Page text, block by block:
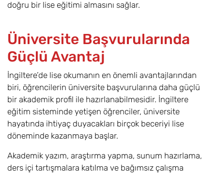
doğru bir lise eğitimi almasını sağlar.
Üniversite Başvurularında
Güçlü Avantaj
İngiltere’de lise okumanın en önemli avantajlarından
biri, öğrencilerin üniversite başvurularına daha güçlü
bir akademik profil ile hazırlanabilmesidir. İngiltere
eğitim sisteminde yetişen öğrenciler, üniversite
hayatında ihtiyaç duyacakları birçok beceriyi lise
döneminde kazanmaya başlar.
Akademik yazım, araştırma yapma, sunum hazırlama,
ders içi tartışmalara katılma ve bağımsız çalışma